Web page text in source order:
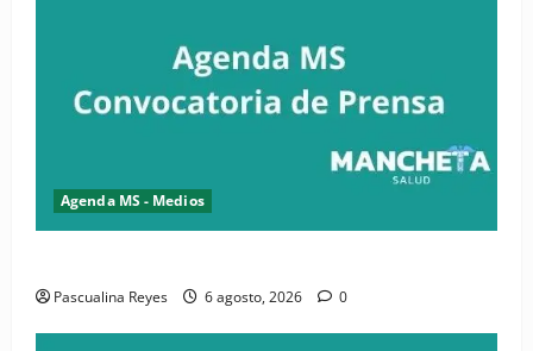
Agenda MS - Medios
Pascualina Reyes 6 agosto, 2026 0